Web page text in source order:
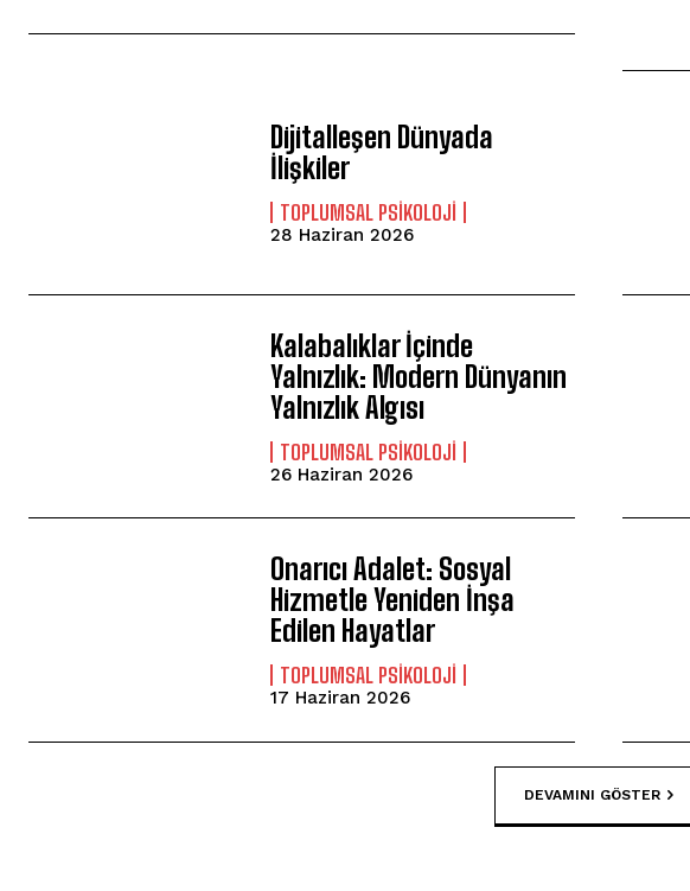
Dijitalleşen Dünyada
İlişkiler
TOPLUMSAL PSIKOLOJI
28 Haziran 2026
Kalabalıklar İçinde
Yalnızlık: Modern Dünyanın
Yalnızlık Algısı
TOPLUMSAL PSIKOLOJI
26 Haziran 2026
Onarıcı Adalet: Sosyal
Hizmetle Yeniden İnşa
Edilen Hayatlar
TOPLUMSAL PSIKOLOJI
17 Haziran 2026
DEVAMINI GÖSTER